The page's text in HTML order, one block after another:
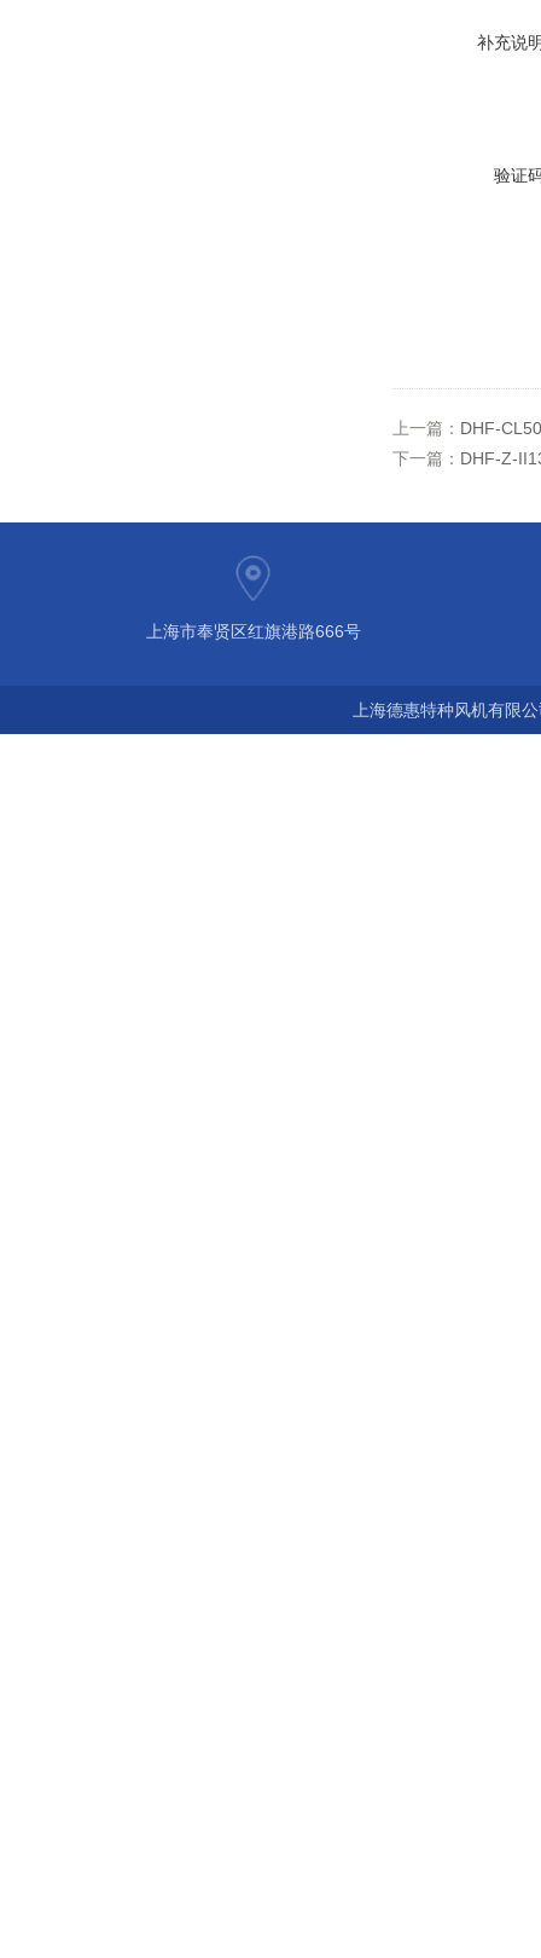
补充说
验证
上一篇： DHF-
下一篇： DHF-Z-
上海市奉贤区红旗港路666号
上海德惠特种风机有限